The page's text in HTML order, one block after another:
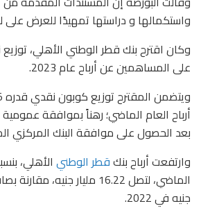
واستكمالها و دراستها تمهيدًا للعرض على
على المساهمين عن أرباح عام 2023.
أرباح العام الماضي؛ رهناً بموافقة
بعد الحصول على موافقة البنك المركزي
وارتفعت أرباح بنكقطر الوطني
جنيه في 2022.